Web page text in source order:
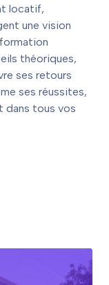
locatif,
une vision
théoriques,
ses retours
ses réussites,
dans tous vos